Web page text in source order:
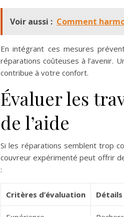
Voir aussi : Comment
En intégrant ces mesures
réparations coûteuses à l’avenir.
contribue à votre confort.
Évaluer les
de l’aide
Si les réparations semblent trop
couvreur expérimenté peut offrir
:
Critères d’évaluation Détails